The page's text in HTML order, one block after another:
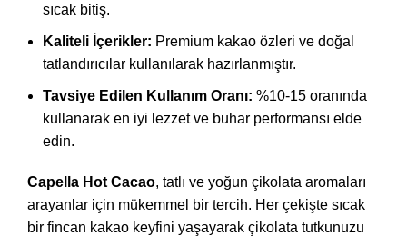
sıcak bitiş.
Kaliteli İçerikler: Premium kakao özleri ve doğal
tatlandırıcılar kullanılarak hazırlanmıştır.
Tavsiye Edilen Kullanım Oranı: %10-15 oranında
kullanarak en iyi lezzet ve buhar performansı elde
edin.
Capella Hot Cacao, tatlı ve yoğun çikolata aromaları
arayanlar için mükemmel bir tercih. Her çekişte sıcak
bir fincan kakao keyfini yaşayarak çikolata tutkunuzu